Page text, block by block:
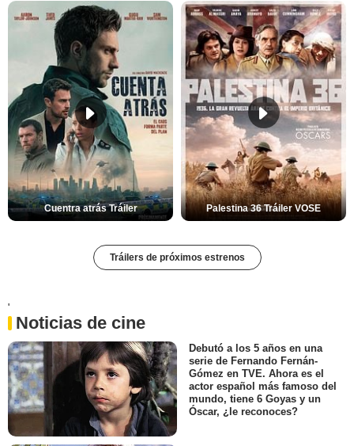
Cuentra atrás Tráiler Palestina 36 Tráiler VOSE
Tráilers de próximos estrenos
'
Noticias de cine
Debutó a los 5 años en una
serie de Fernando Fernán-
Gómez en TVE. Ahora es el
actor español más famoso del
mundo, tiene 6 Goyas y un
Óscar, ¿le reconoces?